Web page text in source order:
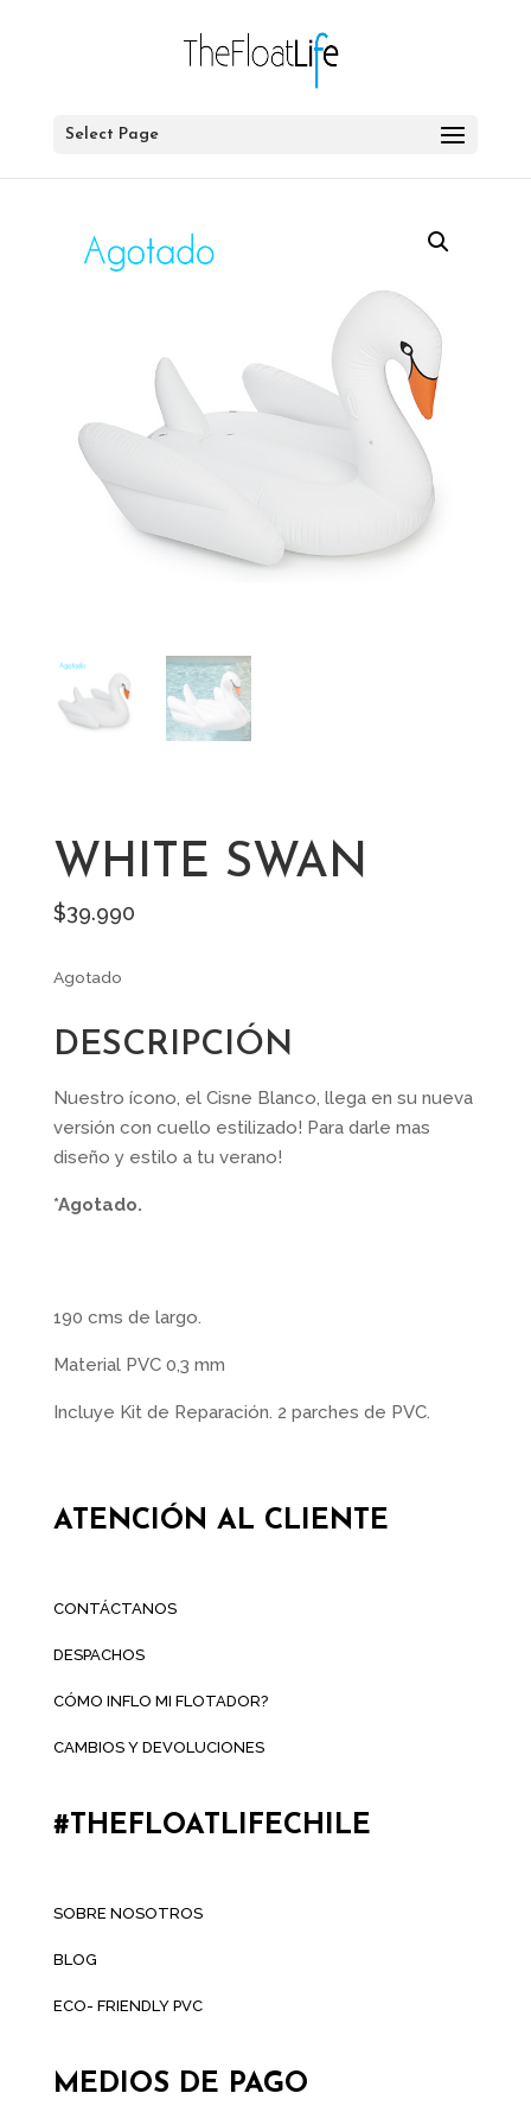
Select Page
WHITE SWAN
$39.990
Agotado
DESCRIPCIÓN
Nuestro ícono, el Cisne Blanco, llega en su nueva
versión con cuello estilizado! Para darle mas
diseño y estilo a tu verano!
*Agotado.
190 cms de largo.
Material PVC 0,3 mm
Incluye Kit de Reparación. 2 parches de PVC.
ATENCIÓN AL CLIENTE
CONTÁCTANOS
DESPACHOS
CÓMO INFLO MI FLOTADOR?
CAMBIOS Y DEVOLUCIONES
#THEFLOATLIFECHILE
SOBRE NOSOTROS
BLOG
ECO- FRIENDLY PVC
MEDIOS DE PAGO